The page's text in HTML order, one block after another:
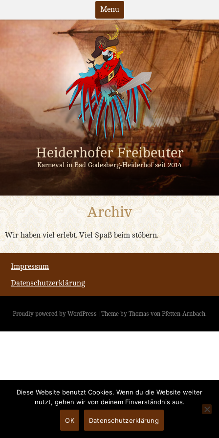
content
Menu
Heiderhofer Freibeuter
Karneval in Bad Godesberg-Heiderhof seit 2014
Archiv
Wir haben viel erlebt. Viel Spaß beim stöbern.
Impressum
Datenschutzerklärung
Proudly powered by WordPress Theme by Thomas von Pfetten-Arnbach.
Diese Website benutzt Cookies. Wenn du die Website weiter
nutzt, gehen wir von deinem Einverständnis aus.
OK Datenschutzerklärung